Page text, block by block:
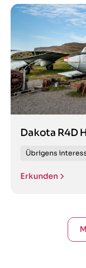
Dakota R4D
Übrigens
Erkunden